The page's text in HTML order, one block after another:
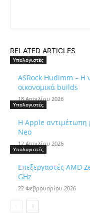
RELATED ARTICLES
Υπολογιστές
ASRock Hudimm – Η
οικονομικά builds
18 Απριλίου 2026
Υπολογιστές
Η Apple αντιμέτωπη
Neo
12 Απριλίου 2026
Υπολογιστές
Επεξεργαστές AMD
GHz
22 Φεβρουαρίου 2026